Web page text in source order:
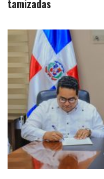
tamizadas